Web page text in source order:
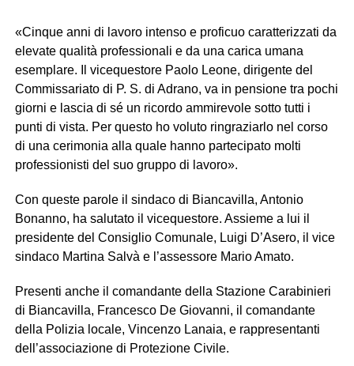
«Cinque anni di lavoro intenso e proficuo caratterizzati da
elevate qualità professionali e da una carica umana
esemplare. Il vicequestore Paolo Leone, dirigente del
Commissariato di P. S. di Adrano, va in pensione tra pochi
giorni e lascia di sé un ricordo ammirevole sotto tutti i
punti di vista. Per questo ho voluto ringraziarlo nel corso
di una cerimonia alla quale hanno partecipato molti
professionisti del suo gruppo di lavoro».
Con queste parole il sindaco di Biancavilla, Antonio
Bonanno, ha salutato il vicequestore. Assieme a lui il
presidente del Consiglio Comunale, Luigi D’Asero, il vice
sindaco Martina Salvà e l’assessore Mario Amato.
Presenti anche il comandante della Stazione Carabinieri
di Biancavilla, Francesco De Giovanni, il comandante
della Polizia locale, Vincenzo Lanaia, e rappresentanti
dell’associazione di Protezione Civile.